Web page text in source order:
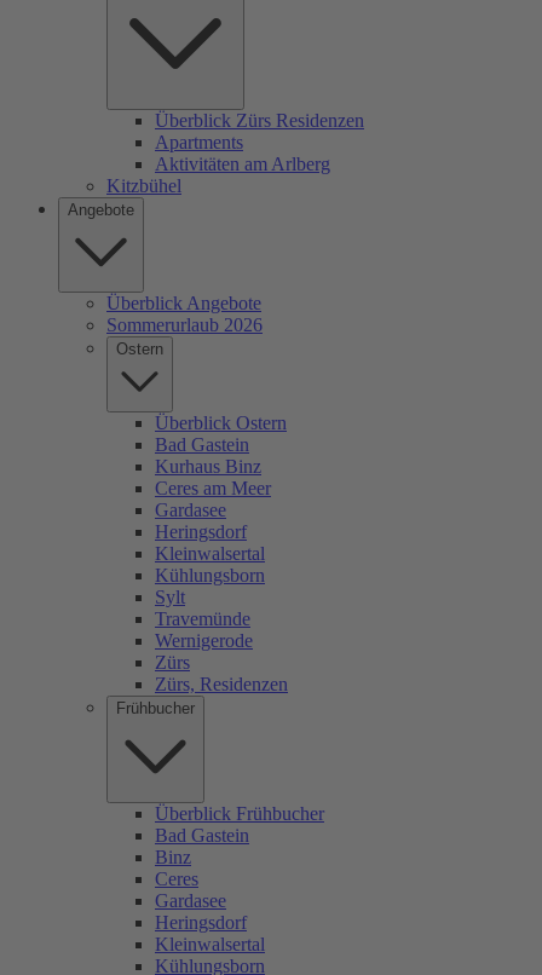
Überblick Zürs Residenzen
Apartments
Aktivitäten am Arlberg
Kitzbühel
Angebote
Überblick Angebote
Sommerurlaub 2026
Ostern
Überblick Ostern
Bad Gastein
Kurhaus Binz
Ceres am Meer
Gardasee
Heringsdorf
Kleinwalsertal
Kühlungsborn
Sylt
Travemünde
Wernigerode
Zürs
Zürs, Residenzen
Frühbucher
Überblick Frühbucher
Bad Gastein
Binz
Ceres
Gardasee
Heringsdorf
Kleinwalsertal
Kühlungsborn